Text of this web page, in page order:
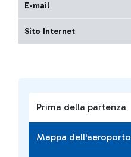
Prima della partenza
Mappa dell'aeroporto
E-mail
Sito Internet